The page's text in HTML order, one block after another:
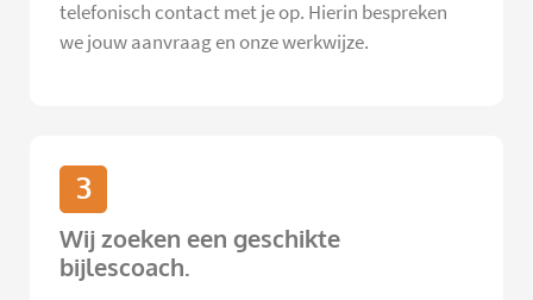
telefonisch contact met je op. Hierin bespreken
we jouw aanvraag en onze werkwijze.
3
Wij zoeken een geschikte
bijlescoach.